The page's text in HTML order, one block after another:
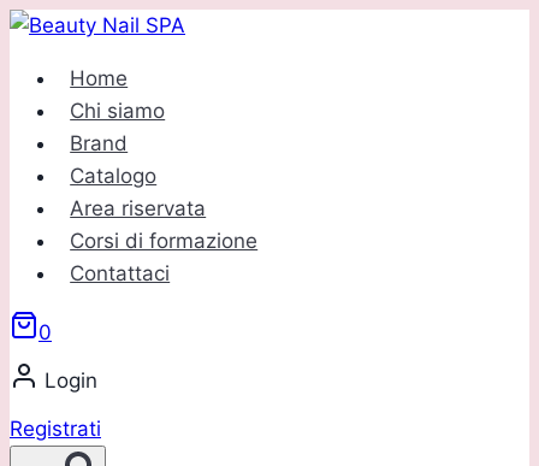
Salta
contenuto
Home
Chi siamo
Brand
Catalogo
Area riservata
Corsi di formazione
Contattaci
0
Login
Registrati